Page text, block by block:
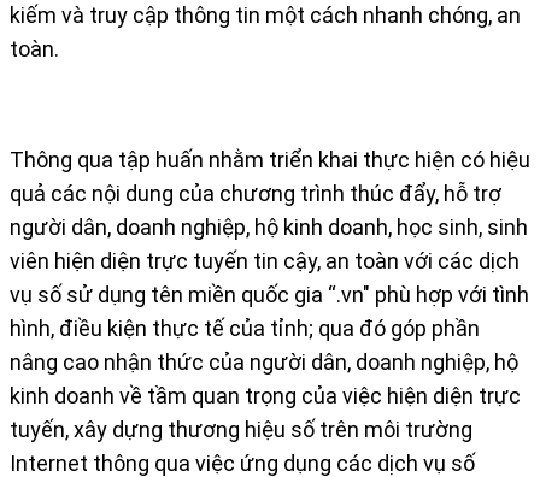
kiếm và truy cập thông tin một cách nhanh chóng, an
toàn.
Thông qua tập huấn nhằm triển khai thực hiện có hiệu
quả các nội dung của chương trình thúc đẩy, hỗ trợ
người dân, doanh nghiệp, hộ kinh doanh, học sinh, sinh
viên hiện diện trực tuyến tin cậy, an toàn với các dịch
vụ số sử dụng tên miền quốc gia “.vn" phù hợp với tình
hình, điều kiện thực tế của tỉnh; qua đó góp phần
nâng cao nhận thức của người dân, doanh nghiệp, hộ
kinh doanh về tầm quan trọng của việc hiện diện trực
tuyến, xây dựng thương hiệu số trên môi trường
Internet thông qua việc ứng dụng các dịch vụ số